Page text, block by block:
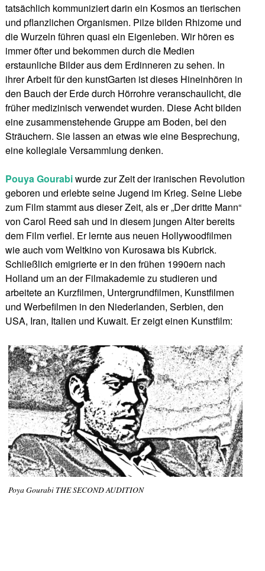
tatsächlich kommuniziert darin ein Kosmos an tierischen
und pflanzlichen Organismen. Pilze bilden Rhizome und
die Wurzeln führen quasi ein Eigenleben. Wir hören es
immer öfter und bekommen durch die Medien
erstaunliche Bilder aus dem Erdinneren zu sehen. In
ihrer Arbeit für den kunstGarten ist dieses Hineinhören in
den Bauch der Erde durch Hörrohre veranschaulicht, die
früher medizinisch verwendet wurden. Diese Acht bilden
eine zusammenstehende Gruppe am Boden, bei den
Sträuchern. Sie lassen an etwas wie eine Besprechung,
eine kollegiale Versammlung denken.
Pouya Gourabiwurde zur Zeit der iranischen Revolution
geboren und erlebte seine Jugend im Krieg. Seine Liebe
zum Film stammt aus dieser Zeit, als er „Der dritte Mann“
von Carol Reed sah und in diesem jungen Alter bereits
dem Film verfiel. Er lernte aus neuen Hollywoodfilmen
wie auch vom Weltkino von Kurosawa bis Kubrick.
Schließlich emigrierte er in den frühen 1990ern nach
Holland um an der Filmakademie zu studieren und
arbeitete an Kurzfilmen, Untergrundfilmen, Kunstfilmen
und Werbefilmen in den Niederlanden, Serbien, den
USA, Iran, Italien und Kuwait. Er zeigt einen Kunstfilm:
Poya Gourabi THE SECOND AUDITION